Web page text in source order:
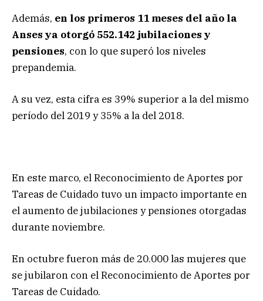
Además, en los primeros 11 meses del año la
Anses ya otorgó 552.142 jubilaciones y
pensiones, con lo que superó los niveles
prepandemia.
A su vez, esta cifra es 39% superior a la del mismo
período del 2019 y 35% a la del 2018.
En este marco, el Reconocimiento de Aportes por
Tareas de Cuidado tuvo un impacto importante en
el aumento de jubilaciones y pensiones otorgadas
durante noviembre.
En octubre fueron más de 20.000 las mujeres que
se jubilaron con el Reconocimiento de Aportes por
Tareas de Cuidado.